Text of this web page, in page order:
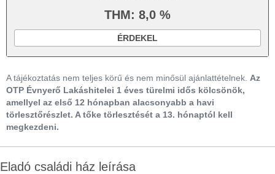
THM: 8,0 %
ÉRDEKEL
A tájékoztatás nem teljes körű és nem minősül ajánlattételnek. Az
OTP Évnyerő Lakáshitelei 1 éves türelmi idős kölcsönök,
amellyel az első 12 hónapban alacsonyabb a havi
törlesztőrészlet. A tőke törlesztését a 13. hónaptól kell
megkezdeni.
Eladó családi ház leírása